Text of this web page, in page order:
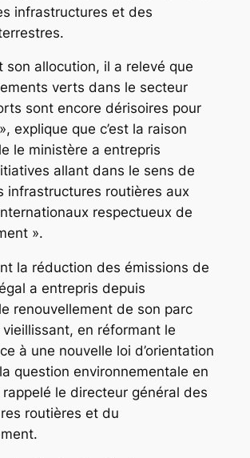
infrastructures et des
son allocution, il a relevé que
verts dans le secteur
sont encore dérisoires pour
explique que c’est la raison
le ministère a entrepris
allant dans le sens de
infrastructures routières aux
respectueux de
».
la réduction des émissions de
a entrepris depuis
renouvellement de son parc
en réformant le
à une nouvelle loi d’orientation
question environnementale en
le directeur général des
routières et du